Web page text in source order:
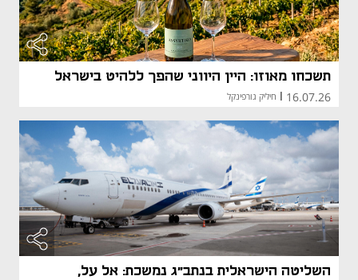
תשכחו מאוזו: היין היווני שהפך ללהיט בישראל
16.07.26
| חיליק גורפינקל
השליטה הישראלית בנתב"ג נמשכת: אל על,